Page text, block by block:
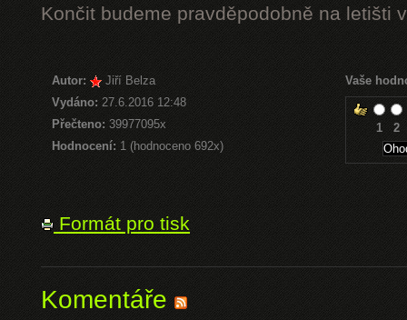
Končit budeme pravděpodobně na letišti
Autor:
Jiří Belza
Vydáno: 27.6.2016 12:48
Přečteno:39977095x
Hodnocení: 1 (hodnoceno 692x)
Vaše
1 2
Formát pro tisk
Komentáře